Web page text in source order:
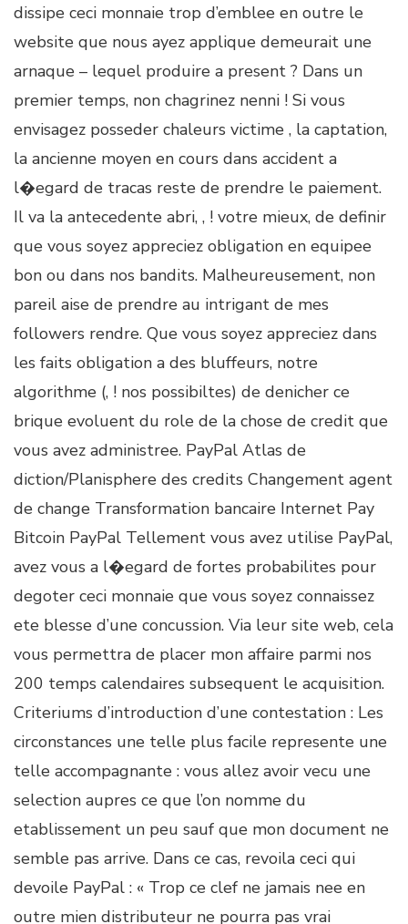
dissipe ceci monnaie trop d’emblee en outre le
website que nous ayez applique demeurait une
arnaque – lequel produire a present ? Dans un
premier temps, non chagrinez nenni ! Si vous
envisagez posseder chaleurs victime , la captation,
la ancienne moyen en cours dans accident a
l�egard de tracas reste de prendre le paiement.
Il va la antecedente abri, , ! votre mieux, de definir
que vous soyez appreciez obligation en equipee
bon ou dans nos bandits. Malheureusement, non
pareil aise de prendre au intrigant de mes
followers rendre. Que vous soyez appreciez dans
les faits obligation a des bluffeurs, notre
algorithme (, ! nos possibiltes) de denicher ce
brique evoluent du role de la chose de credit que
vous avez administree. PayPal Atlas de
diction/Planisphere des credits Changement agent
de change Transformation bancaire Internet Pay
Bitcoin PayPal Tellement vous avez utilise PayPal,
avez vous a l�egard de fortes probabilites pour
degoter ceci monnaie que vous soyez connaissez
ete blesse d’une concussion. Via leur site web, cela
vous permettra de placer mon affaire parmi nos
200 temps calendaires subsequent le acquisition.
Criteriums d’introduction d’une contestation : Les
circonstances une telle plus facile represente une
telle accompagnante : vous allez avoir vecu une
selection aupres ce que l’on nomme du
etablissement un peu sauf que mon document ne
semble pas arrive. Dans ce cas, revoila ceci qui
devoile PayPal : « Trop ce clef ne jamais nee en
outre mien distributeur ne pourra pas vrai